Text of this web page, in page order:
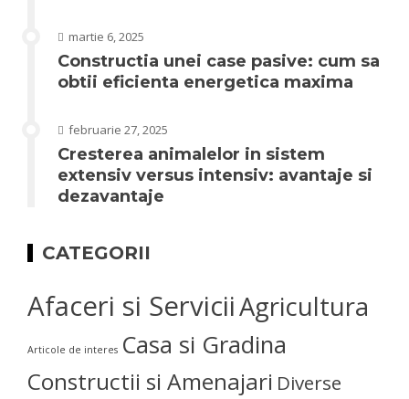
martie 6, 2025
Constructia unei case pasive: cum sa
obtii eficienta energetica maxima
februarie 27, 2025
Cresterea animalelor in sistem
extensiv versus intensiv: avantaje si
dezavantaje
CATEGORII
Afaceri si ServiciiAgricultura
Articole de interes Casa si Gradina
Constructii si Amenajari Diverse